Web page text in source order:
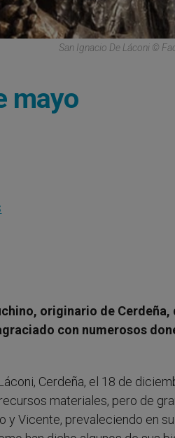
San Ignacio De Láconi ©
mayo
originario de Cerdeña,
con numerosos
Cerdeña, el 18 de
materiales, pero de
y Vicente, prevaleciendo en